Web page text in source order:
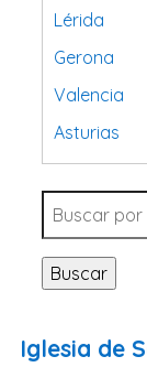
Lérida
Gerona
Valencia
Asturias
Tarragona
Navarra
Valladolid
Sevilla
Santa
Buscar
Iglesia de